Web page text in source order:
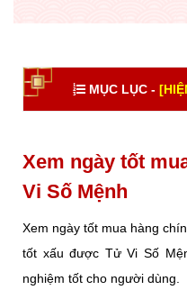
MỤC LỤC -
Xem ngày tốt
Vi Số Mệnh
Xem ngày tốt mua hàng
tốt xấu được Tử Vi Số
nghiệm tốt cho người dùng.